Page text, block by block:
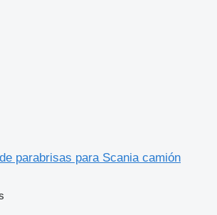
parabrisas para Scania camión